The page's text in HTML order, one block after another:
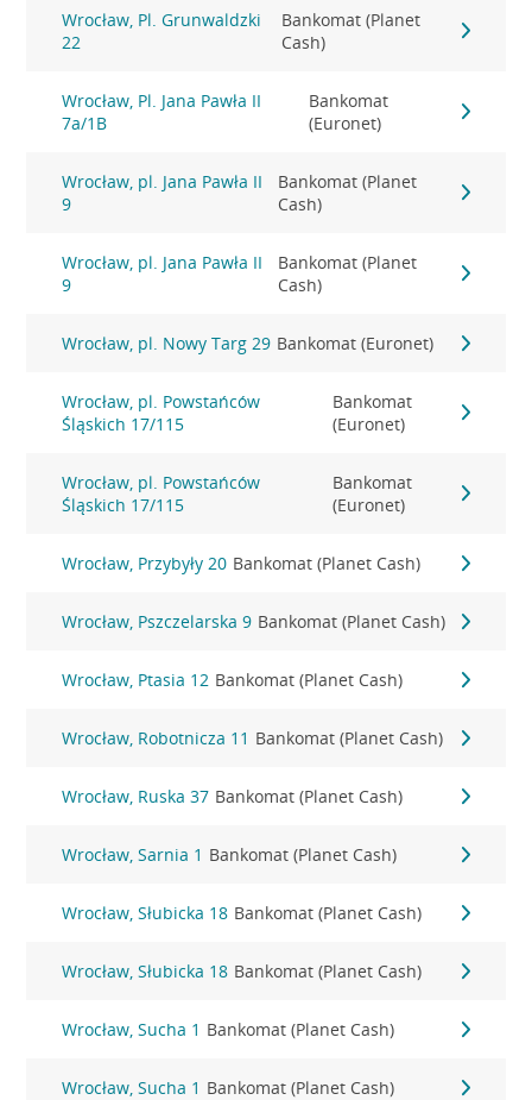
Wrocław, Pl. Grunwaldzki
22
Bankomat (Planet
Cash)
Wrocław, Pl. Jana Pawła II
7a/1B
Bankomat
(Euronet)
Wrocław, pl. Jana Pawła II
9
Bankomat (Planet
Cash)
Wrocław, pl. Jana Pawła II
9
Bankomat (Planet
Cash)
Wrocław, pl. Nowy Targ 29 Bankomat (Euronet)
Wrocław, pl. Powstańców
Śląskich 17/115
Bankomat
(Euronet)
Wrocław, pl. Powstańców
Śląskich 17/115
Bankomat
(Euronet)
Wrocław, Przybyły 20 Bankomat (Planet Cash)
Wrocław, Pszczelarska 9 Bankomat (Planet Cash)
Wrocław, Ptasia 12 Bankomat (Planet Cash)
Wrocław, Robotnicza 11 Bankomat (Planet Cash)
Wrocław, Ruska 37 Bankomat (Planet Cash)
Wrocław, Sarnia 1 Bankomat (Planet Cash)
Wrocław, Słubicka 18 Bankomat (Planet Cash)
Wrocław, Słubicka 18 Bankomat (Planet Cash)
Wrocław, Sucha 1 Bankomat (Planet Cash)
Wrocław, Sucha 1 Bankomat (Planet Cash)